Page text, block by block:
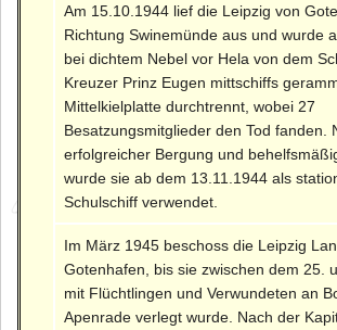
Am 15.10.1944 lief die Leipzig von
Richtung Swinemünde aus und wurde
bei dichtem Nebel vor Hela von dem
Kreuzer Prinz Eugen mittschiffs
Mittelkielplatte durchtrennt, wobei 27
Besatzungsmitglieder den Tod fanden.
erfolgreicher Bergung und
wurde sie ab dem 13.11.1944 als
Schulschiff verwendet.
Im März 1945 beschoss die Leipzig
Gotenhafen, bis sie zwischen dem 25.
mit Flüchtlingen und Verwundeten an
Apenrade verlegt wurde. Nach der